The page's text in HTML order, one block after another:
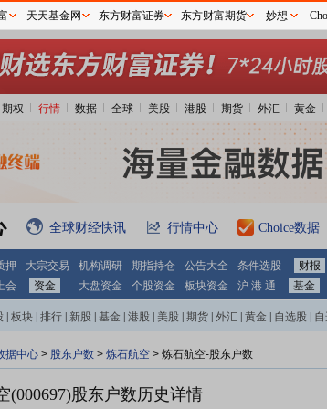
期权 行情 数据 全球 美股 港股 期货 外汇 黄金
全球财经快讯 行情中心 Choice数据
押 大宗交易 机构调研 期指持仓 公告大全 条件选股 财报
会 资金 大盘资金 个股资金 板块资金 沪 港 通 基金
板块 排行 新股 基金 港股 美股 期货 外汇 黄金 自选股
据中心 > 股东户数 > 炼石航空 > 炼石航空-股东户数
(000697)股东户数历史详情
天天基金网 东方财富证券 东方财富期货 妙想